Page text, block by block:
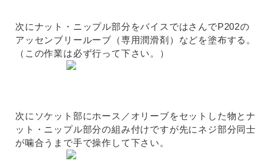
次にナット・ニップル部分をバイスではさんでP202の
アッセンブリールーブ（専用潤滑剤）などを塗布する。
（この作業は必ず行って下さい。）
次にソケット部にホース／オリーブをセットした物とナ
ット・ニップル部分の組み付けですが先にネジ部分同士
が噛合うまで手で操作して下さい。